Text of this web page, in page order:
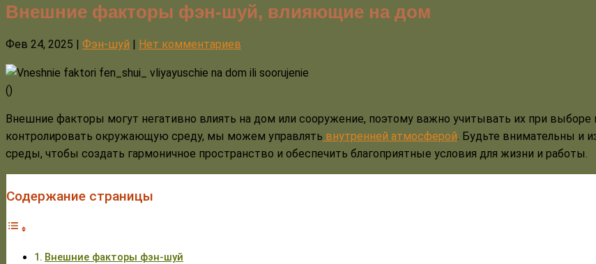
Внешние факторы фэн-шуй, влияющие на дом
Фев 24, 2025 Фэн-шуй Нет комментариев
()
Внешние факторы могут негативно влиять на дом или сооружение, поэтому важно учитывать их при
контролировать окружающую среду, мы можем управлять внутренней атмосферой. Будьте внимательны и
среды, чтобы создать гармоничное пространство и обеспечить благоприятные условия для жизни и работы.
Содержание страницы
Внешние факторы фэн-шуй